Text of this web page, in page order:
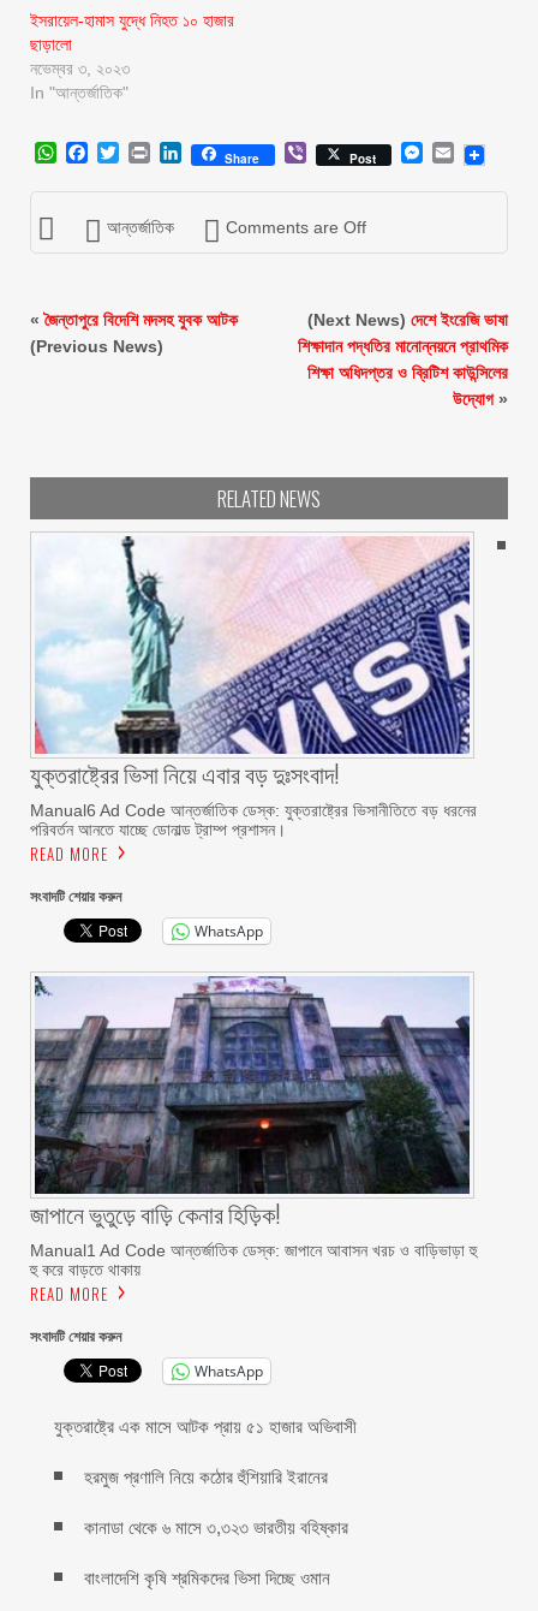
ইসরায়েল-হামাস যুদ্ধে নিহত ১০ হাজার
ছাড়ালো
নভেম্বর ৩, ২০২৩
In "আন্তর্জাতিক"
WhatsApp
Facebook
Twitter
Print LinkedIn
Share ViberPost Messenger
Email
আন্তর্জাতিক Comments are Off
«জৈন্তাপুরে বিদেশি মদসহ যুবক আটক
(Previous News)
(Next News) দেশে ইংরেজি ভাষা
শিক্ষাদান পদ্ধতির মানোন্নয়নে প্রাথমিক
শিক্ষা অধিদপ্তর ও ব্রিটিশ কাউন্সিলের
উদ্যোগ»
RELATED NEWS
যুক্তরাষ্ট্রের ভিসা নিয়ে এবার বড় দুঃসংবাদ!
Manual6 Ad Code আন্তর্জাতিক ডেস্ক: যুক্তরাষ্ট্রের ভিসানীতিতে বড় ধরনের
পরিবর্তন আনতে যাচ্ছে ডোনাল্ড ট্রাম্প প্রশাসন।
READ MORE
সংবাদটি শেয়ার করুন
WhatsApp
জাপানে ভুতুড়ে বাড়ি কেনার হিড়িক!
Manual1 Ad Code আন্তর্জাতিক ডেস্ক: জাপানে আবাসন খরচ ও বাড়িভাড়া হু
হু করে বাড়তে থাকায়
READ MORE
সংবাদটি শেয়ার করুন
WhatsApp
যুক্তরাষ্ট্রে এক মাসে আটক প্রায় ৫১ হাজার অভিবাসী
হরমুজ প্রণালি নিয়ে কঠোর হুঁশিয়ারি ইরানের
কানাডা থেকে ৬ মাসে ৩,৩২৩ ভারতীয় বহিষ্কার
বাংলাদেশি কৃষি শ্রমিকদের ভিসা দিচ্ছে ওমান